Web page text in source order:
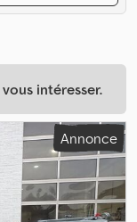
intéresser.
Annonce